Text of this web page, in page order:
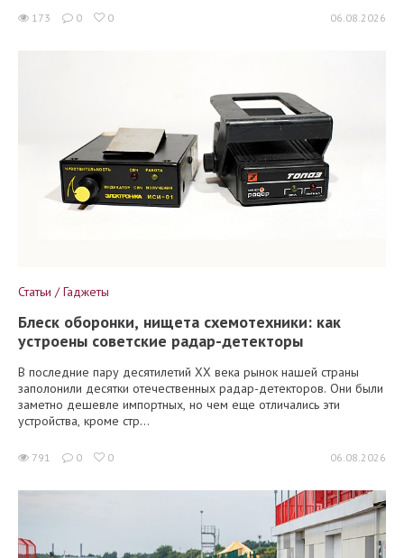
173 0 0 06.08.2026
Статьи / Гаджеты
Блеск оборонки, нищета схемотехники: как
устроены советские радар-детекторы
В последние пару десятилетий XX века рынок нашей страны
заполонили десятки отечественных радар-детекторов. Они были
заметно дешевле импортных, но чем еще отличались эти
устройства, кроме стр...
791 0 0 06.08.2026